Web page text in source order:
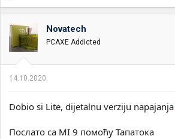
a
o
v
a
n
:
Novatech
PCAXE Addicted
14.10.2020.
Dobio si Lite, dijetalnu verziju napajanja
Послато са MI 9 помоћу Тапатока